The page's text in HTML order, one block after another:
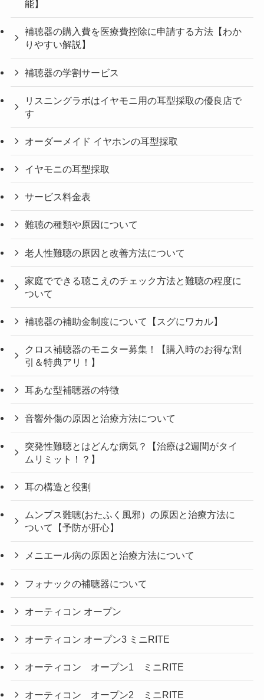
能】
補聴器の購入費を医療費控除に申請する方法【わか
りやすい解説】
補聴器の学割サービス
リスニングラボはイヤモニ用の耳型採取の優良店で
す
オーダーメイド イヤホンの耳型採取
イヤモニの耳型採取
サービス料金表
難聴の種類や原因について
老人性難聴の原因と改善方法について
家庭でできる聴こえのチェック方法と難聴の程度に
ついて
補聴器の補助金制度について【スグにワカル】
クロス補聴器のモニター募集！【購入時のお得な割
引＆特典アリ！】
耳あな型補聴器の特徴
音響外傷の原因と治療方法について
突発性難聴とはどんな病気？【治療は2週間がタイ
ムリミット！？】
耳の構造と役割
ムンプス難聴(おたふく風邪）の原因と治療方法に
ついて【予防が肝心】
メニエール病の原因と治療方法について
フォナックの補聴器について
オーティコン オープン
オーティコン オープン3 ミニRITE
オーティコン オープン1 ミニRITE
オーティコン オープン2 ミニRITE